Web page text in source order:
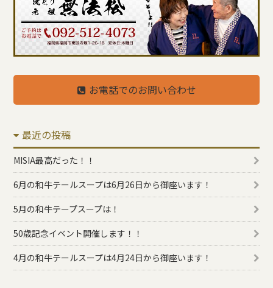
お電話でのお問い合わせ
最近の投稿
MISIA最高だった！！
6月の和牛テールスープは6月26日から御座います！
5月の和牛テープスープは！
50歳記念イベント開催します！！
4月の和牛テールスープは4月24日から御座います！